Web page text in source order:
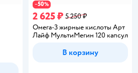
−50%
2 625 ₽ 5 250 ₽
Омега-3 жирные кислоты Арт
Лайф МультиМегин 120 капсул
В корзину